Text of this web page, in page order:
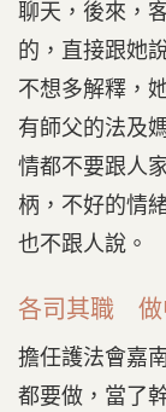
聊天，後來，
的，直接跟她
不想多解釋，
有師父的法及
情都不要跟人
柄，不好的情
也不跟人說。
各司其職 做
擔任護法會嘉
都要做，當了